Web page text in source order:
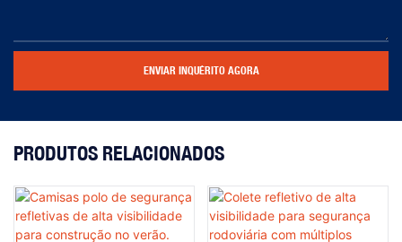
ENVIAR INQUÉRITO AGORA
PRODUTOS RELACIONADOS